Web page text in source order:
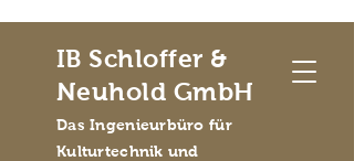
IB Schloffer &
Neuhold GmbH
Das Ingenieurbüro für
Kulturtechnik und